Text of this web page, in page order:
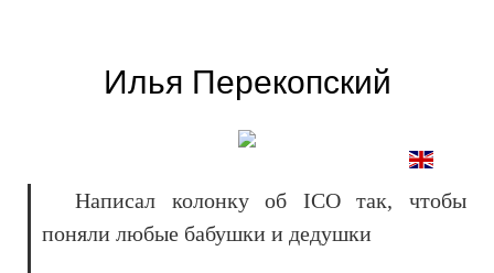
Илья Перекопский
Написал колонку об ICO так, чтобы
поняли любые бабушки и дедушки